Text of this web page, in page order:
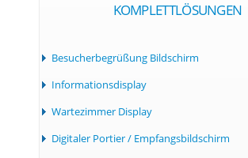
KOMPLETTLÖSUNGEN
Besucherbegrüßung Bildschirm
Informationsdisplay
Wartezimmer Display
Digitaler Portier / Empfangsbildschirm